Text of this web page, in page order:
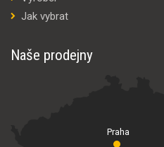
Jak vybrat
Naše prodejny
Praha